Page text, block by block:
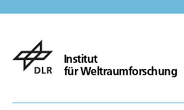
Institut
für Weltraumforschung